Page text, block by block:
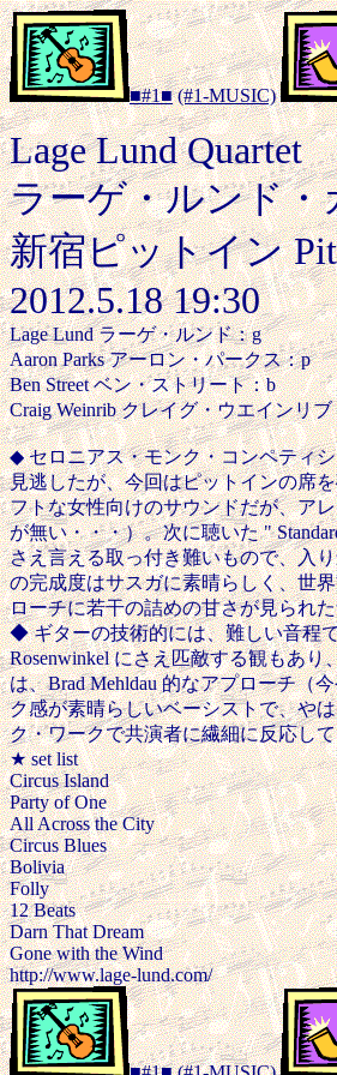
■#1■ (#1-MUSIC)
Lage Lund Quartet
ラーゲ・ルンド・
新宿ピットイン
2012.5.18 19:30
Lage Lund ラーゲ・ルンド：g
Aaron Parks アーロン・パークス：p
Ben Street ベン・ストリート：b
Craig Weinrib クレイグ・ウエインリブ
◆ セロニアス・モンク・コンペティ
見逃したが、今回はピットインの席
フトな女性向けのサウンドだが、ア
が無い・・・）。次に聴いた "
さえ言える取っ付き難いもので、入
の完成度はサスガに素晴らしく、世
ローチに若干の詰めの甘さが見られ
◆ ギターの技術的には、難しい音程
Rosenwinkel にさえ匹敵する観もあ
は、Brad Mehldau 的なアプローチ（
ク感が素晴らしいベーシストで、や
ク・ワークで共演者に繊細に反応し
★ set list
Circus Island
Party of One
All Across the City
Circus Blues
Bolivia
Folly
12 Beats
Darn That Dream
Gone with the Wind
http://www.lage-lund.com/